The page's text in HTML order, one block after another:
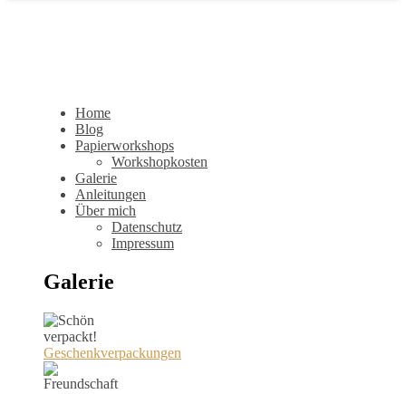
Home
Blog
Papierworkshops
Workshopkosten
Galerie
Anleitungen
Über mich
Datenschutz
Impressum
Galerie
Geschenkverpackungen